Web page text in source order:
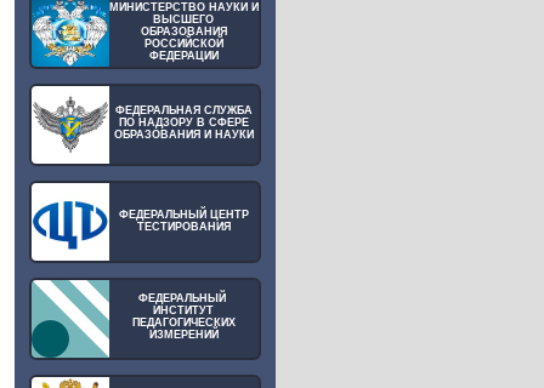
МИНИСТЕРСТВО НАУКИ И
ВЫСШЕГО
ОБРАЗОВАНИЯ
РОССИЙСКОЙ
ФЕДЕРАЦИИ
ФЕДЕРАЛЬНАЯ СЛУЖБА
ПО НАДЗОРУ В СФЕРЕ
ОБРАЗОВАНИЯ И НАУКИ
ФЕДЕРАЛЬНЫЙ ЦЕНТР
ТЕСТИРОВАНИЯ
ФЕДЕРАЛЬНЫЙ
ИНСТИТУТ
ПЕДАГОГИЧЕСКИХ
ИЗМЕРЕНИЙ